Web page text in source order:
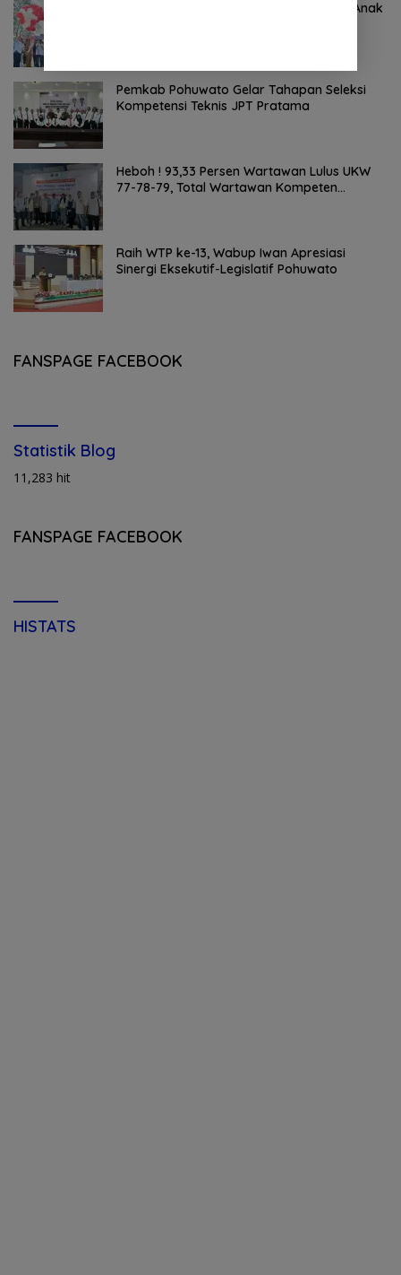
Bupati Pohuwato Buka Peringatan Hari Anak
Pemkab Pohuwato Gelar Tahapan Seleksi
Kompetensi Teknis JPT Pratama
Heboh ! 93,33 Persen Wartawan Lulus UKW
77-78-79, Total Wartawan Kompeten
Raih WTP ke-13, Wabup Iwan Apresiasi
Sinergi Eksekutif-Legislatif Pohuwato
FANSPAGE FACEBOOK
Statistik Blog
11,283 hit
FANSPAGE FACEBOOK
HISTATS